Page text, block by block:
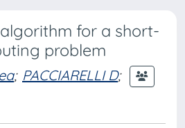
for a short-
problem
; PACCIARELLI D;